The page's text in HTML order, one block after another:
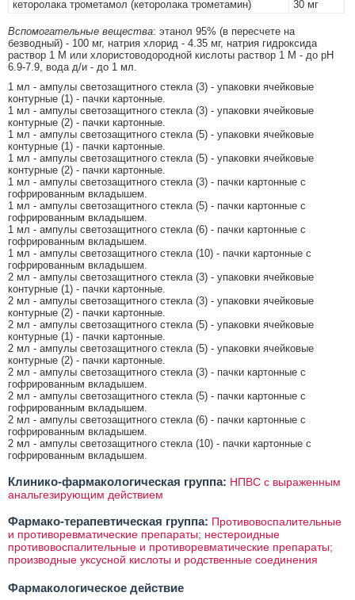
кеторолака трометамол (кеторолака трометамин) 30 мг
Вспомогательные вещества: этанол 95% (в пересчете на
безводный) - 100 мг, натрия хлорид - 4.35 мг, натрия гидроксида
раствор 1 М или хлористоводородной кислоты раствор 1 М - до pH
6.9-7.9, вода д/и - до 1 мл.
1 мл - ампулы светозащитного стекла (3) - упаковки ячейковые
контурные (1) - пачки картонные.
1 мл - ампулы светозащитного стекла (3) - упаковки ячейковые
контурные (2) - пачки картонные.
1 мл - ампулы светозащитного стекла (5) - упаковки ячейковые
контурные (1) - пачки картонные.
1 мл - ампулы светозащитного стекла (5) - упаковки ячейковые
контурные (2) - пачки картонные.
1 мл - ампулы светозащитного стекла (3) - пачки картонные с
гофрированным вкладышем.
1 мл - ампулы светозащитного стекла (5) - пачки картонные с
гофрированным вкладышем.
1 мл - ампулы светозащитного стекла (6) - пачки картонные с
гофрированным вкладышем.
1 мл - ампулы светозащитного стекла (10) - пачки картонные с
гофрированным вкладышем.
2 мл - ампулы светозащитного стекла (3) - упаковки ячейковые
контурные (1) - пачки картонные.
2 мл - ампулы светозащитного стекла (3) - упаковки ячейковые
контурные (2) - пачки картонные.
2 мл - ампулы светозащитного стекла (5) - упаковки ячейковые
контурные (1) - пачки картонные.
2 мл - ампулы светозащитного стекла (5) - упаковки ячейковые
контурные (2) - пачки картонные.
2 мл - ампулы светозащитного стекла (3) - пачки картонные с
гофрированным вкладышем.
2 мл - ампулы светозащитного стекла (5) - пачки картонные с
гофрированным вкладышем.
2 мл - ампулы светозащитного стекла (6) - пачки картонные с
гофрированным вкладышем.
2 мл - ампулы светозащитного стекла (10) - пачки картонные с
гофрированным вкладышем.
Клинико-фармакологическая группа: НПВС с выраженным
анальгезирующим действием
Фармако-терапевтическая группа: Противовоспалительные
и противоревматические препараты; нестероидные
противовоспалительные и противоревматические препараты;
производные уксусной кислоты и родственные соединения
Фармакологическое действие